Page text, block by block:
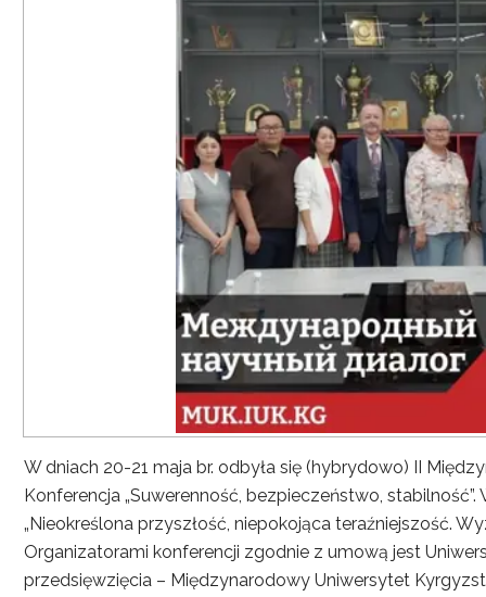
W dniach 20-21 maja br. odbyła się (hybrydowo) II
Konferencja „Suwerenność, bezpieczeństwo,
„Nieokreślona przyszłość, niepokojąca teraźniejszość.
Organizatorami konferencji zgodnie z umową jest
przedsięwzięcia – Międzynarodowy Uniwersytet